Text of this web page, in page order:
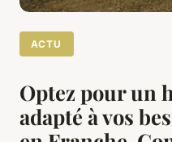
ACTU
Optez pour un
adapté à vos